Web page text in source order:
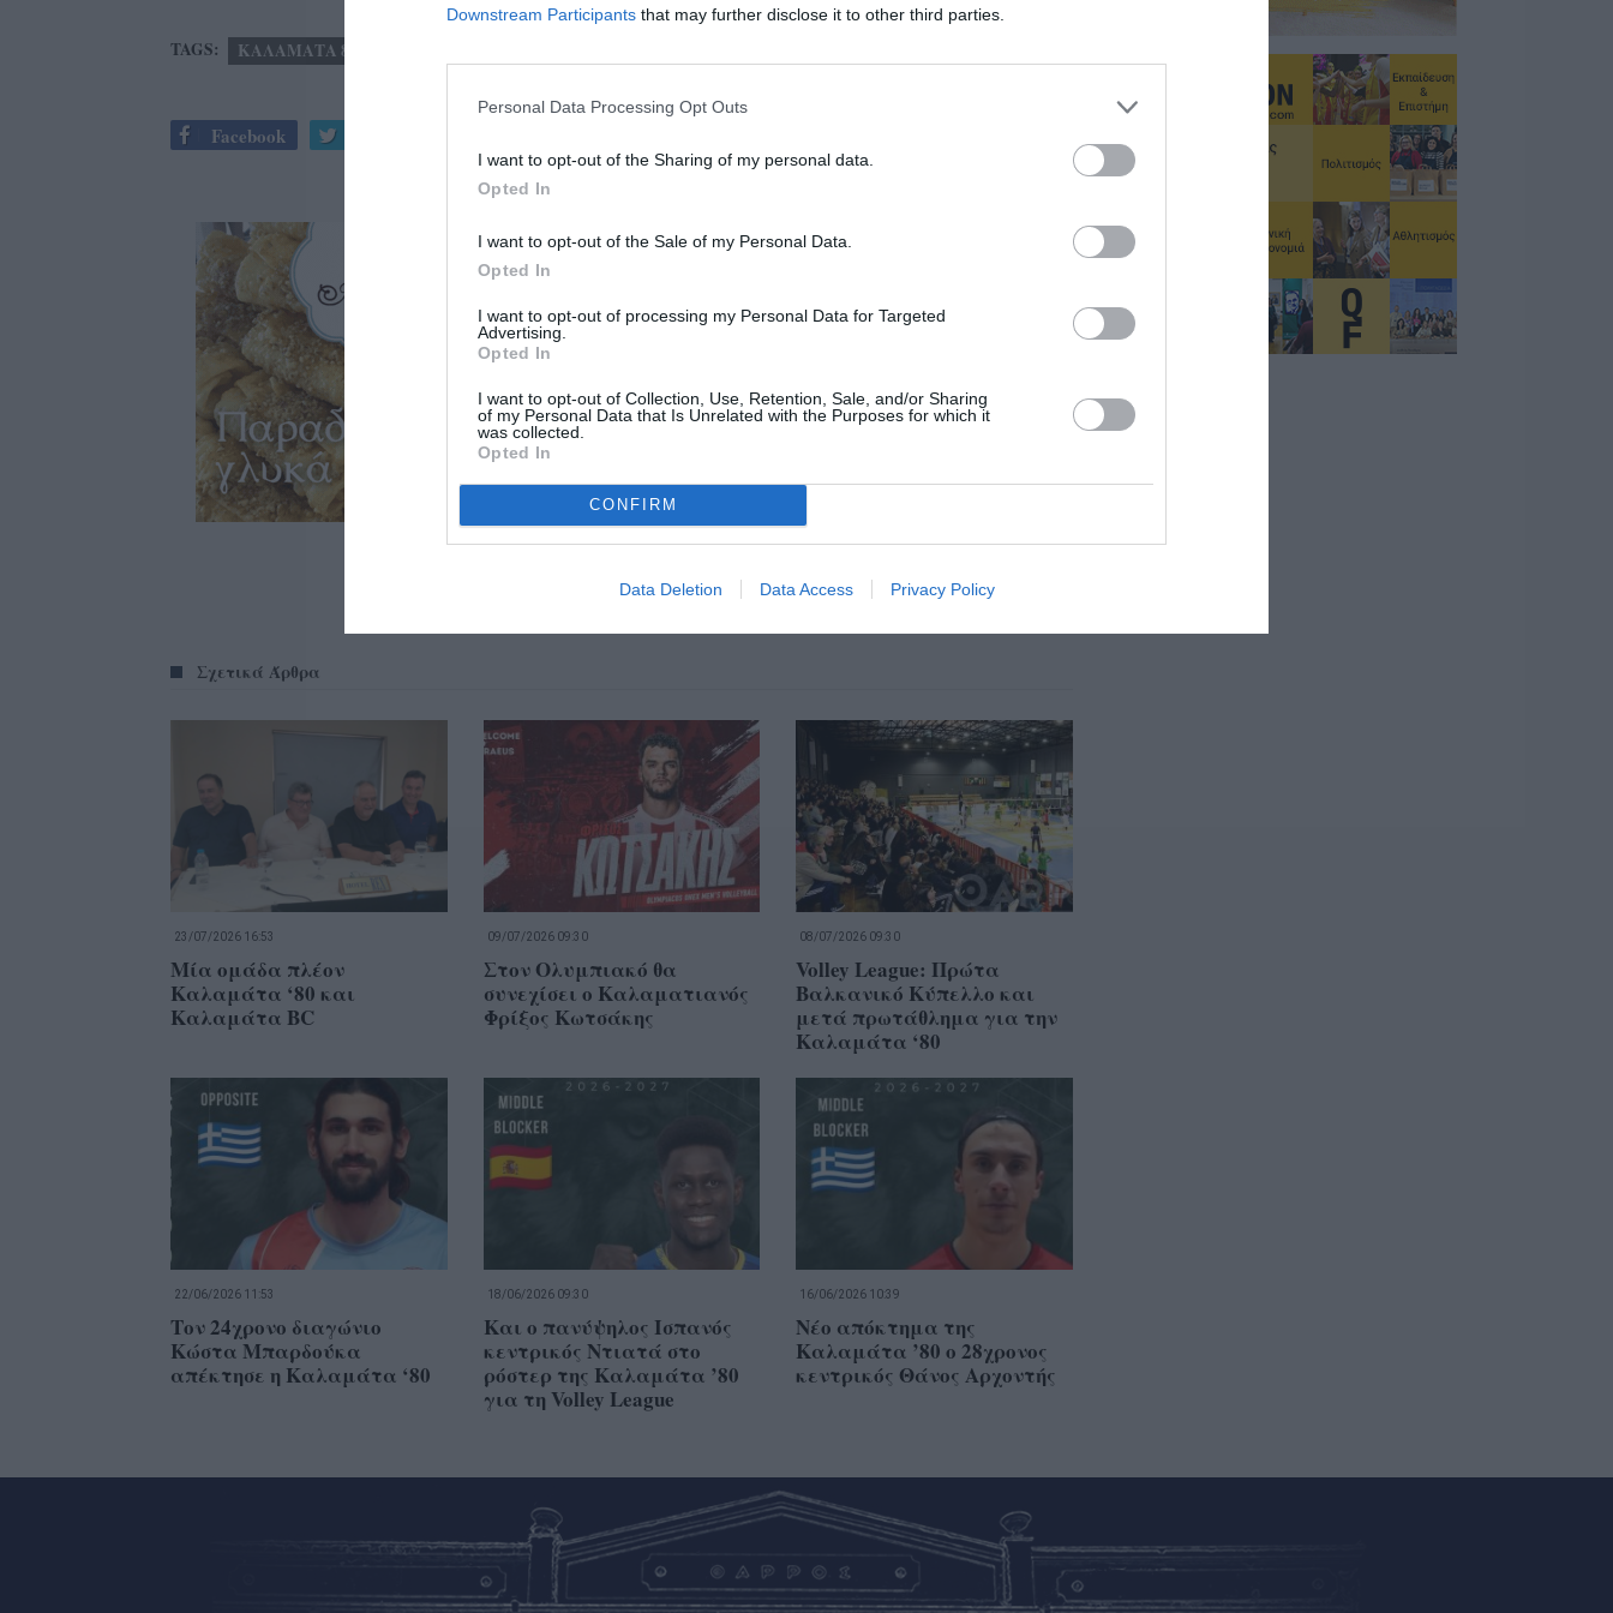
Downstream Participants that may further disclose it to other third parties.
Personal Data Processing Opt Outs
I want to opt-out of the Sharing of my personal data.
Opted In
I want to opt-out of the Sale of my Personal Data.
Opted In
I want to opt-out of processing my Personal Data for Targeted
Advertising.
Opted In
I want to opt-out of Collection, Use, Retention, Sale, and/or Sharing
of my Personal Data that Is Unrelated with the Purposes for which it
was collected.
Opted In
CONFIRM
Data Deletion Data Access Privacy Policy
TAGS: ΚΑΛΑΜΑΤΑ 80
Facebook
Σχετικά Άρθρα
23/07/2026 16:53
Μία ομάδα πλέον
Καλαμάτα ‘80 και
Καλαμάτα BC
09/07/2026 09:30
Στον Ολυμπιακό θα
συνεχίσει ο Καλαματιανός
Φρίξος Κωτσάκης
08/07/2026 09:30
Volley League: Πρώτα
Βαλκανικό Κύπελλο και
μετά πρωτάθλημα για την
Καλαμάτα ‘80
22/06/2026 11:53
Τον 24χρονο διαγώνιο
Κώστα Μπαρδούκα
απέκτησε η Καλαμάτα ‘80
18/06/2026 09:30
Και ο πανύψηλος Ισπανός
κεντρικός Ντιατά στο
ρόστερ της Καλαμάτα ’80
για τη Volley League
16/06/2026 10:39
Νέο απόκτημα της
Καλαμάτα ’80 ο 28χρονος
κεντρικός Θάνος Αρχοντής